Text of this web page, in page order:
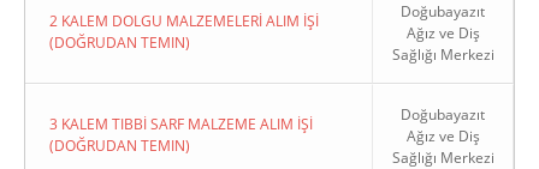
2 KALEM DOLGU MALZEMELERİ ALIM İŞİ
(DOĞRUDAN TEMIN)
Doğubayazıt
Ağız ve Diş
Sağlığı Merkezi
3 KALEM TIBBİ SARF MALZEME ALIM İŞİ
(DOĞRUDAN TEMIN)
Doğubayazıt
Ağız ve Diş
Sağlığı Merkezi